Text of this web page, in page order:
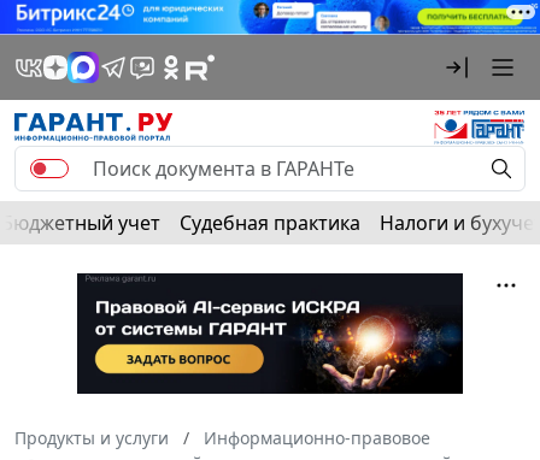
Бюджетный учет Судебная практика Налоги и
Продукты и услуги
Информационно-правовое